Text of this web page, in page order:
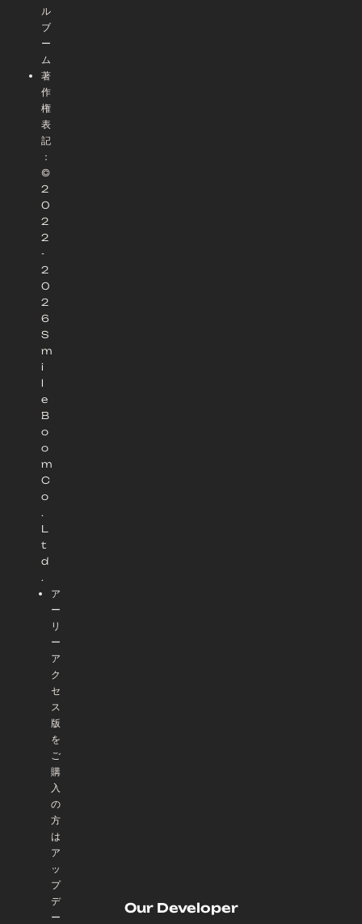
ル
ブ
ー
ム
著
作
権
表
記
：
©
2
0
2
2
-
2
0
2
6
S
m
i
l
e
B
o
o
m
C
o
.
L
t
d
.
ア
ー
リ
ー
ア
ク
セ
ス
版
を
ご
購
入
の
方
は
ア
ッ
プ
デ
ー
Our Developer